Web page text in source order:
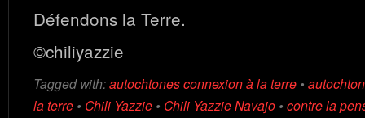
Défendons la Terre.
©chiliyazzie
Tagged with:autochtones connexion à la terre •
la terre • Chili Yazzie • Chili Yazzie Navajo • contre la